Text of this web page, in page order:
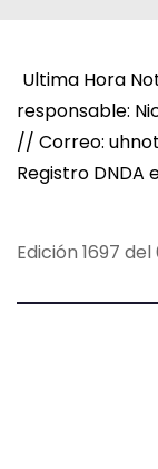
Ultima Hora
responsable:
// Correo:
Registro DNDA
Edición 1697